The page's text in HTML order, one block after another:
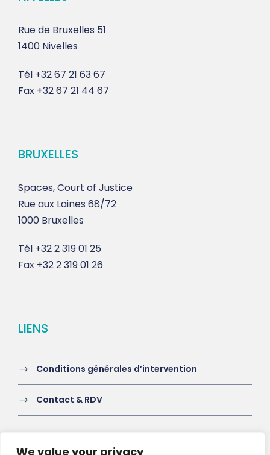
We value your privacy
Rue de Bruxelles 51
1400 Nivelles
Tél +32 67 21 63 67
Fax +32 67 21 44 67
BRUXELLES
Spaces, Court of Justice
Rue aux Laines 68/72
1000 Bruxelles
Tél +32 2 319 01 25
Fax +32 2 319 01 26
LIENS
Conditions générales d’intervention
Contact & RDV